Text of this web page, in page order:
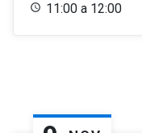
11:00 a 12:00